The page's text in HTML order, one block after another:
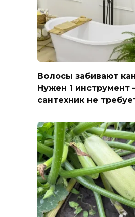
Волосы забивают
Нужен 1 инструмент
сантехник не